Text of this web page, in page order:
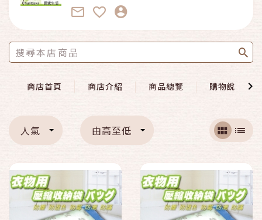
商店首頁 商店介紹 商品總覽 購物說明
人氣 由高至低